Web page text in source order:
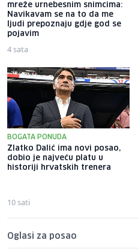
mreže urnebesnim snimcima:
Navikavam se na to da me
ljudi prepoznaju gdje god se
pojavim
4 sata
BOGATA PONUDA
Zlatko Dalić ima novi posao,
dobio je najveću platu u
historiji hrvatskih trenera
10 sati
Oglasi za posao